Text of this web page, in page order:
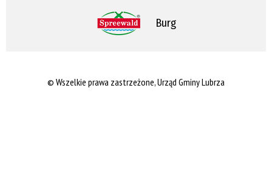
Burg
© Wszelkie prawa zastrzeżone, Urząd Gminy Lubrza